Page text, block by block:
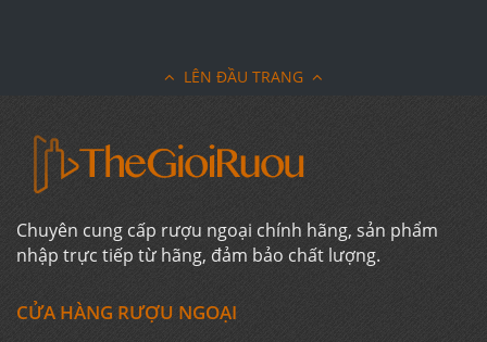
LÊN ĐẦU TRANG
Chuyên cung cấp rượu ngoại chính hãng, sản phẩm
nhập trực tiếp từ hãng, đảm bảo chất lượng.
CỬA HÀNG RƯỢU NGOẠI